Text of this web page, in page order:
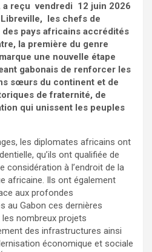
a reçu vendredi 12 juin 2026
les chefs de
pays africains accrédités
la première du genre
une nouvelle étape
gabonais de renforcer les
sœurs du continent et de
de fraternité, de
qui unissent les peuples
les diplomates africains ont
qu’ils ont qualifiée de
considération à l’endroit de la
africaine. Ils ont également
aux profondes
au Gabon ces dernières
nombreux projets
des infrastructures ainsi
économique et sociale